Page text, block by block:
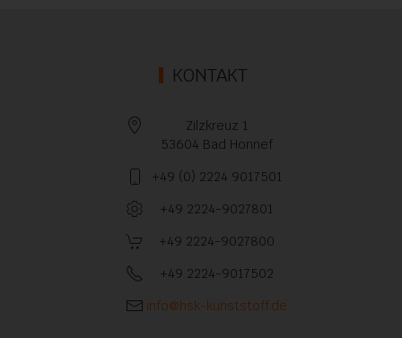
KONTAKT
Zilzkreuz 1
53604 Bad Honnef
+49 (0) 2224 9017501
+49 2224-9027801
+49 2224-9027800
+49 2224-9017502
info@hsk-kunststoff.de